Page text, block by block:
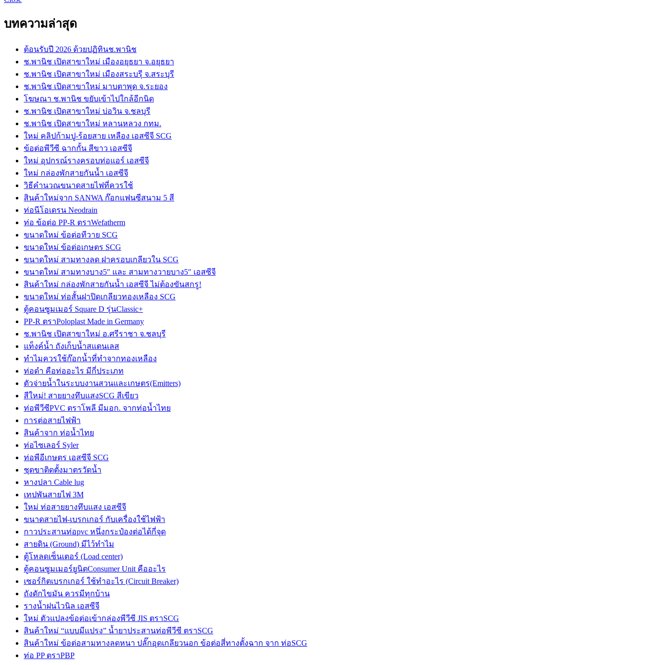
บทความล่าสุด
ต้อนรับปี 2026 ด้วยปฏิทินช.พานิช
ช.พานิช เปิดสาขาใหม่ เมืองอยุธยา จ.อยุธยา
ช.พานิช เปิดสาขาใหม่ เมืองสระบรุี จ.สระบุรี
ช.พานิช เปิดสาขาใหม่ มาบตาพุด จ.ระยอง
โฆษณา ช.พานิช ขยับเข้าไปใกล้อีกนิด
ช.พานิช เปิดสาขาใหม่ บ่อวิน จ.ชลบุรี
ช.พานิช เปิดสาขาใหม่ หลานหลวง กทม.
ใหม่ คลิปก้ามปู-ร้อยสาย เหลือง เอสซีจี SCG
ข้อต่อพีวีซี ฉากกั้น สีขาว เอสซีจี
ใหม่ อุปกรณ์รางครอบท่อแอร์ เอสซีจี
ใหม่ กล่องพักสายกันน้ำ เอสซีจี
วิธีคำนวณขนาดสายไฟที่ควรใช้
สินค้าใหม่จาก SANWA ก๊อกแฟนซีสนาม 5 สี
ท่อนีโอเดรน Neodrain
ท่อ ข้อต่อ PP-R ตราWefatherm
ขนาดใหม่ ข้อต่อทีวาย SCG
ขนาดใหม่ ข้อต่อเกษตร SCG
ขนาดใหม่ สามทางลด ฝาครอบเกลียวใน SCG
ขนาดใหม่ สามทางบาง5″ และ สามทางวายบาง5″ เอสซีจี
สินค้าใหม่ กล่องพักสายกันน้ำ เอสซีจี ไม่ต้องขันสกรู!
ขนาดใหม่ ท่อสั้นฝาปิดเกลียวทองเหลือง SCG
ตู้คอนซูมเมอร์ Square D รุ่นClassic+
PP-R ตราPoloplast Made in Germany
ช.พานิช เปิดสาขาใหม่ อ.ศรีราชา จ.ชลบุรี
แท็งค์น้ำ ถังเก็บน้ำสแตนเลส
ทำไมควรใช้ก๊อกน้ำที่ทำจากทองเหลือง
ท่อดำ คือท่ออะไร มีกี่ประเภท
ตัวจ่ายน้ำในระบบงานสวนและเกษตร(Emitters)
สีใหม่! สายยางทึบแสงSCG สีเขียว
ท่อพีวีซีPVC ตราโพลี มีมอก. จากท่อน้ำไทย
การต่อสายไฟฟ้า
สินค้าจาก ท่อน้ำไทย
ท่อไซเลอร์ Syler
ท่อพีอีเกษตร เอสซีจี SCG
ชุดขาติดตั้งมาตรวัดน้ำ
หางปลา Cable lug
เทปพันสายไฟ 3M
ใหม่ ท่อสายยางทึบแสง เอสซีจี
ขนาดสายไฟ-เบรกเกอร์ กับเครื่องใช้ไฟฟ้า
กาวประสานท่อpvc หนึ่งกระป๋องต่อได้กี่จุด
สายดิน (Ground) มีไว้ทำไม
ตู้โหลดเซ็นเตอร์ (Load center)
ตู้คอนซูมเมอร์ยูนิตConsumer Unit คืออะไร
เซอร์กิตเบรกเกอร์ ใช้ทำอะไร (Circuit Breaker)
ถังดักไขมัน ควรมีทุกบ้าน
รางน้ำฝนไวนิล เอสซีจี
ใหม่ ตัวแปลงข้อต่อเข้ากล่องพีวีซี JIS ตราSCG
สินค้าใหม่ “แบบมีแปรง” น้ำยาประสานท่อพีวีซี ตราSCG
สินค้าใหม่ ข้อต่อสามทางลดหนา ปลั๊กอุดเกลียวนอก ข้อต่อสี่ทางตั้งฉาก จาก ท่อSCG
ท่อ PP ตราPBP